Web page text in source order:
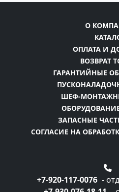
О
ОПЛАТА И
ВОЗВРАТ
ГАРАНТИЙНЫЕ
ШЕФ-
ЗАПАСНЫЕ
СОГЛАСИЕ НА
+7-920-117-0076 -